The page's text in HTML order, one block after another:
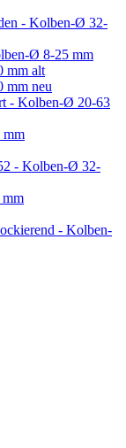
- Kolben-Ø 32-
Ø 8-25 mm
mm alt
mm neu
- Kolben-Ø 20-63
mm
- Kolben-Ø 32-
- Kolben-